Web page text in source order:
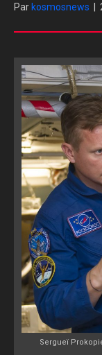
Par kosmosnews
Sergueï